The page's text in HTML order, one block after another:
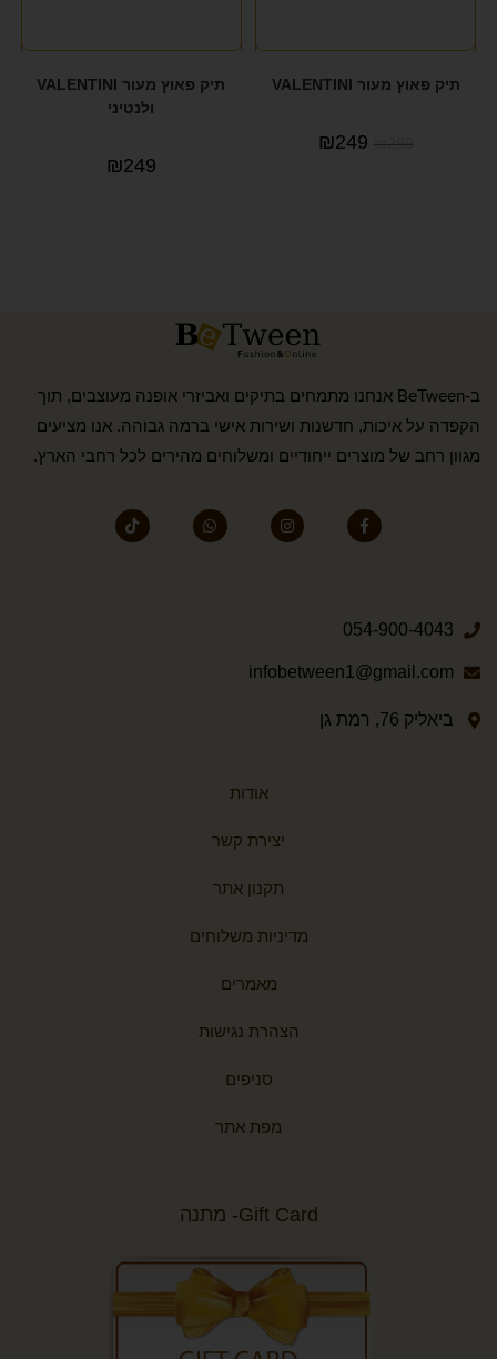
תיק פאוץ מעור VALENTINI
₪299
₪249
תיק פאוץ מעור VALENTINI
ולנטיני
₪249
ב-BeTween אנחנו מתמחים בתיקים ואביזרי אופנה מעוצבים, תוך
הקפדה על איכות, חדשנות ושירות אישי ברמה גבוהה. אנו מציעים
מגוון רחב של מוצרים ייחודיים ומשלוחים מהירים לכל רחבי הארץ.
054-900-4043
infobetween1@gmail.com
ביאליק 76, רמת גן
אודות
יצירת קשר
תקנון אתר
מדיניות משלוחים
מאמרים
הצהרת נגישות
סניפים
מפת אתר
Gift Card- מתנה